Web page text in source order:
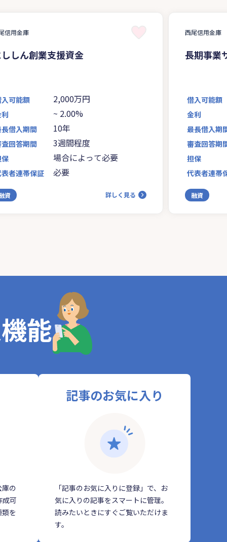
信用金庫
しん創業支援資金
可能額 2,000万円
~ 2.00%
借入期間 10年
回答期間 3週間程度
場合によって必要
者連帯保証 必要
資 詳しく見る
西尾信用金庫
長期事業
借入可能額
金利
最長借入期
審査回答期
担保
代表者連帯
融資
能
の
成可
を
記事のお気に入り
「記事のお気に入りに登録」で、お
気に入りの記事をスマートに管理。
読みたいときにすぐご覧いただけま
す。